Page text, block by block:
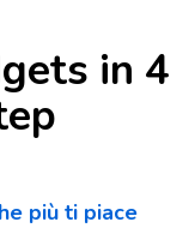
in 4
più ti piace